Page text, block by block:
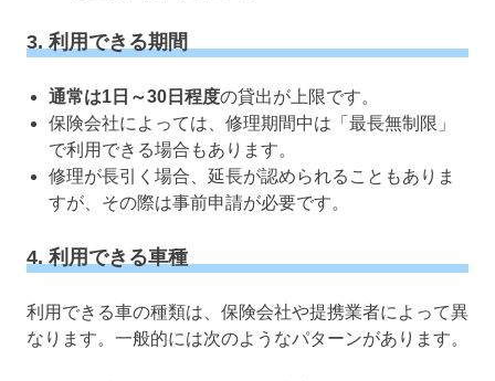
3. 利用できる期間
通常は1日～30日程度の貸出が上限です。
保険会社によっては、修理期間中は「最長無制限」
で利用できる場合もあります。
修理が長引く場合、延長が認められることもありま
すが、その際は事前申請が必要です。
4. 利用できる車種
利用できる車の種類は、保険会社や提携業者によって異
なります。一般的には次のようなパターンがあります。